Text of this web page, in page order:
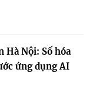
Hà Nội: Số hóa
ứng dụng AI